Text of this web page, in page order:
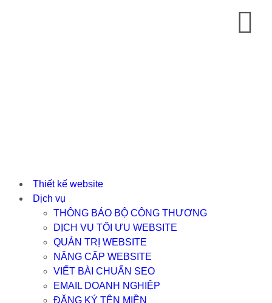
Thiết kế website
Dịch vụ
THÔNG BÁO BỘ CÔNG THƯƠNG
DỊCH VỤ TỐI ƯU WEBSITE
QUẢN TRỊ WEBSITE
NÂNG CẤP WEBSITE
VIẾT BÀI CHUẨN SEO
EMAIL DOANH NGHIỆP
ĐĂNG KÝ TÊN MIỀN